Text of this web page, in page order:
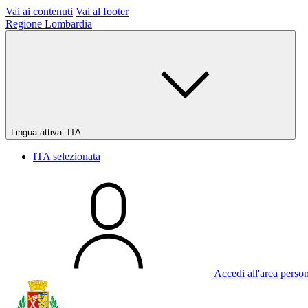
Vai ai contenuti Vai al footer
Regione Lombardia
Lingua attiva: ITA
ITA selezionata
Accedi all'area